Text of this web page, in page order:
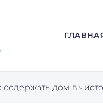
содержать дом в